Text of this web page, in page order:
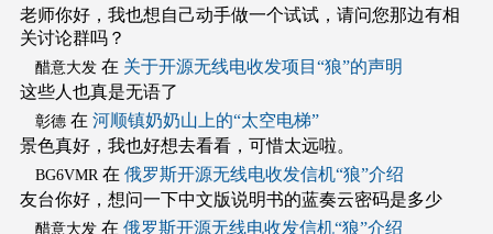
老师你好，我也想自己动手做一个试试，请问您那边有相
关讨论群吗？
醋意大发在 关于开源无线电收发项目“狼”的声明
这些人也真是无语了
彰德在 河顺镇奶奶山上的“太空电梯”
景色真好，我也好想去看看，可惜太远啦。
BG6VMR 在 俄罗斯开源无线电收发信机“狼”介绍
友台你好，想问一下中文版说明书的蓝奏云密码是多少
醋意大发在 俄罗斯开源无线电收发信机“狼”介绍